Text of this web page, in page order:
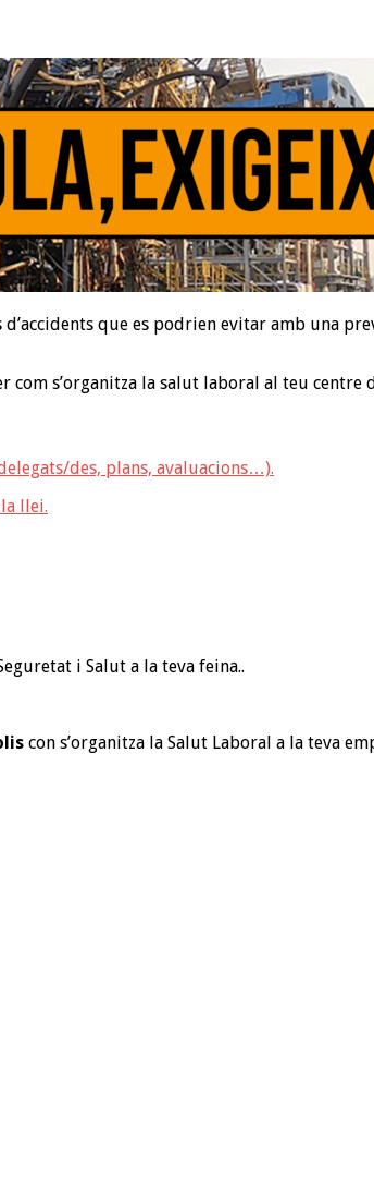
que es podrien evitar amb una
com s’organitza la salut laboral al teu centre
des, plans, avaluacions…).
llei.
i Salut a la teva feina..
con s’organitza la Salut Laboral a la teva